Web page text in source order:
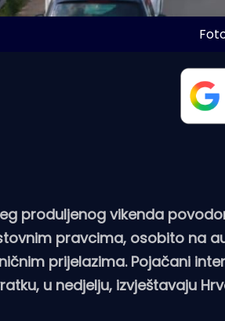
produljenog vikenda
pravcima, osobito na
prijelazima. Pojačani
u nedjelju, izvještavaju